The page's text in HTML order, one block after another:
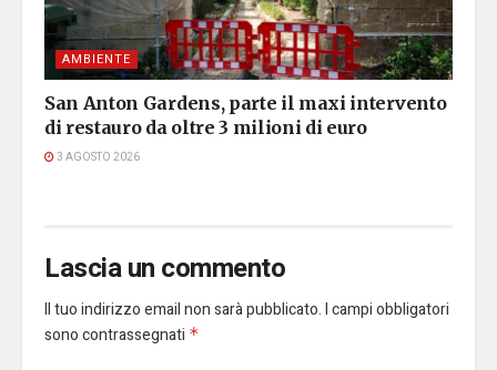
AMBIENTE
San Anton Gardens, parte il maxi intervento
di restauro da oltre 3 milioni di euro
3 AGOSTO 2026
Lascia un commento
Il tuo indirizzo email non sarà pubblicato.I campi obbligatori
sono contrassegnati *